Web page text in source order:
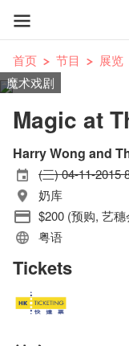
首页 节目 展览
魔术戏剧
Magic at
Harry Wong and
(三) 04-11-2015
奶库
$200 (预购, 艺
粤语
Tickets